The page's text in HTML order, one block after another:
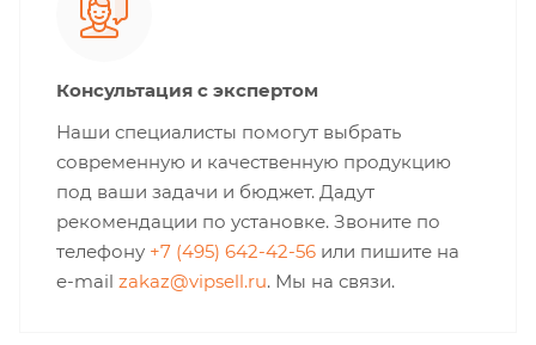
Консультация с экспертом
Наши специалисты помогут выбрать
современную и качественную продукцию
под ваши задачи и бюджет. Дадут
рекомендации по установке. Звоните по
телефону +7 (495) 642-42-56 или пишите на
e-mail zakaz@vipsell.ru. Мы на связи.